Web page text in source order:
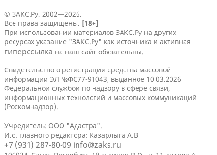
© ЗАКС.Ру, 2002—2026.
Все права защищены. [18+]
При использовании материалов ЗАКС.Ру на других
ресурсах указание "ЗАКС.Ру" как источника и активная
гиперссылка на наш сайт обязательны.
Свидетельство о регистрации средства массовой
информации ЭЛ №ФС77-91043, выданное 10.03.2026
Федеральной службой по надзору в сфере связи,
информационных технологий и массовых коммуникаций
(Роскомнадзор).
Учредитель: ООО "Адастра".
И.о. главного редактора: Казарлыга А.В.
+7 (931) 287-80-09 info@zaks.ru